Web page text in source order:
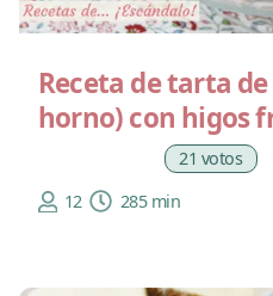
Receta de tarta
horno) con higos
21 votos
12
285 min